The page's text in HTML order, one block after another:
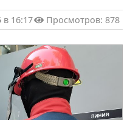
16:17 Просмотров: 878